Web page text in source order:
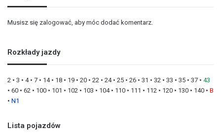
Musisz się zalogować, aby móc dodać komentarz.
Rozkłady jazdy
2 • 3 • 4• 7 • 14• 18 • 19 • 20 • 22 • 24• 25 • 26 • 31 • 32 • 33 • 35 • 37 • 43
• 60 • 62 • 100 • 101 • 102 • 103 • 104• 110 • 111 • 112 • 120 • 130 • 140 • B
• N1
Lista pojazdów